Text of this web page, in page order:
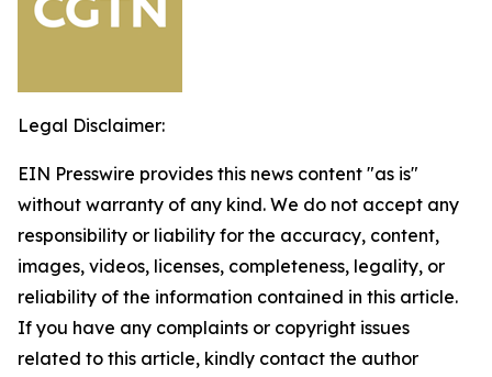
Legal Disclaimer:
EIN Presswire provides this news content "as is"
without warranty of any kind. We do not accept any
responsibility or liability for the accuracy, content,
images, videos, licenses, completeness, legality, or
reliability of the information contained in this article.
If you have any complaints or copyright issues
related to this article, kindly contact the author